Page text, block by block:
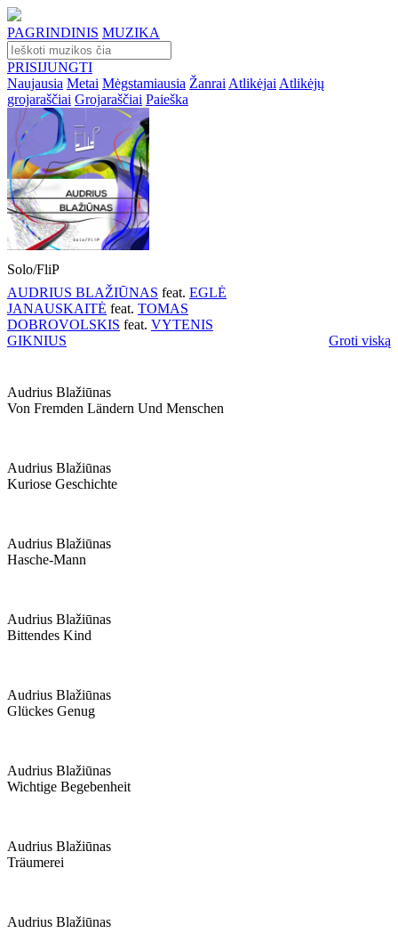
PAGRINDINIS MUZIKA
PRISIJUNGTI
Naujausia Metai Mėgstamiausia Žanrai Atlikėjai Atlikėjų
grojaraščiai Grojaraščiai Paieška
Solo/FliP
AUDRIUS BLAŽIŪNAS feat. EGLĖ
JANAUSKAITĖ feat. TOMAS
DOBROVOLSKIS feat. VYTENIS
GIKNIUS
Groti viską
Audrius Blažiūnas
Von Fremden Ländern Und Menschen
Audrius Blažiūnas
Kuriose Geschichte
Audrius Blažiūnas
Hasche-Mann
Audrius Blažiūnas
Bittendes Kind
Audrius Blažiūnas
Glückes Genug
Audrius Blažiūnas
Wichtige Begebenheit
Audrius Blažiūnas
Träumerei
Audrius Blažiūnas